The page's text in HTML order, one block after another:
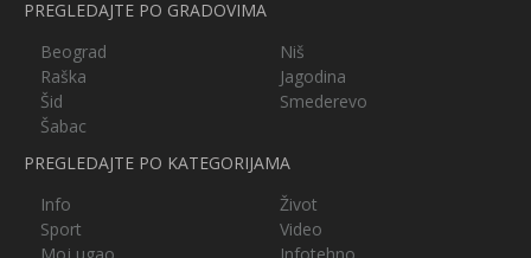
PREGLEDAJTE PO GRADOVIMA
Beograd
Niš
Raška
Jagodina
Šid
Smederevo
Šabac
PREGLEDAJTE PO KATEGORIJAMA
Info
Život
Sport
Video